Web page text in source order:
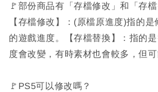
🚩部份商品有「存檔修改」和「存
【存檔修改】：(原檔原進度)指的
的遊戲進度。【存檔替換】：指的
度會改變，有時素材也會較多，但可
🚩PS5可以修改嗎？